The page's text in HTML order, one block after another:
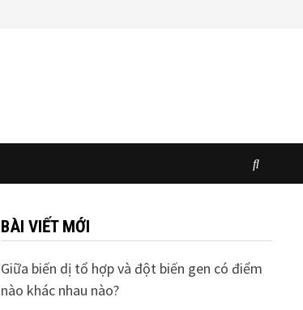
BÀI VIẾT MỚI
Giữa biến dị tổ hợp và đột biến gen có điểm
nào khác nhau nào?